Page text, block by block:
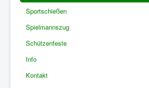
Sportschießen
Spielmannszug
Schützenfeste
Info
Kontakt